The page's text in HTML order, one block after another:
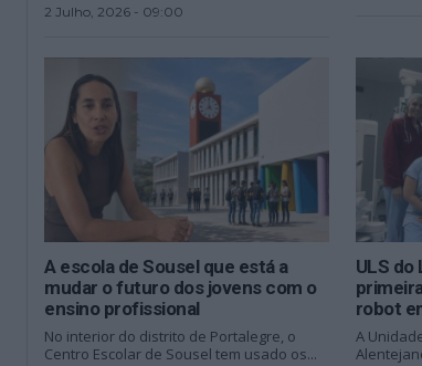
2 Julho, 2026 - 09:00
A escola de Sousel que está a
mudar o futuro dos jovens com o
ensino profissional
No interior do distrito de Portalegre, o
Centro Escolar de Sousel tem usado os...
ULS
robot
A